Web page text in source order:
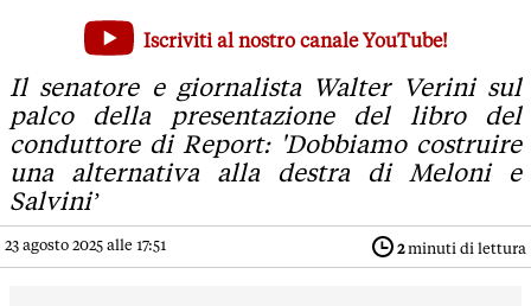
Festa PD: il giornalismo militante di sinistra attacca il
Iscriviti al nostro canale YouTube!
Il senatore e giornalista Walter Verini sul
palco della presentazione del libro del
conduttore di Report: 'Dobbiamo costruire
una alternativa alla destra di Meloni e
Salvini’
23 agosto 2025 alle 17:51 2minuti di lettura